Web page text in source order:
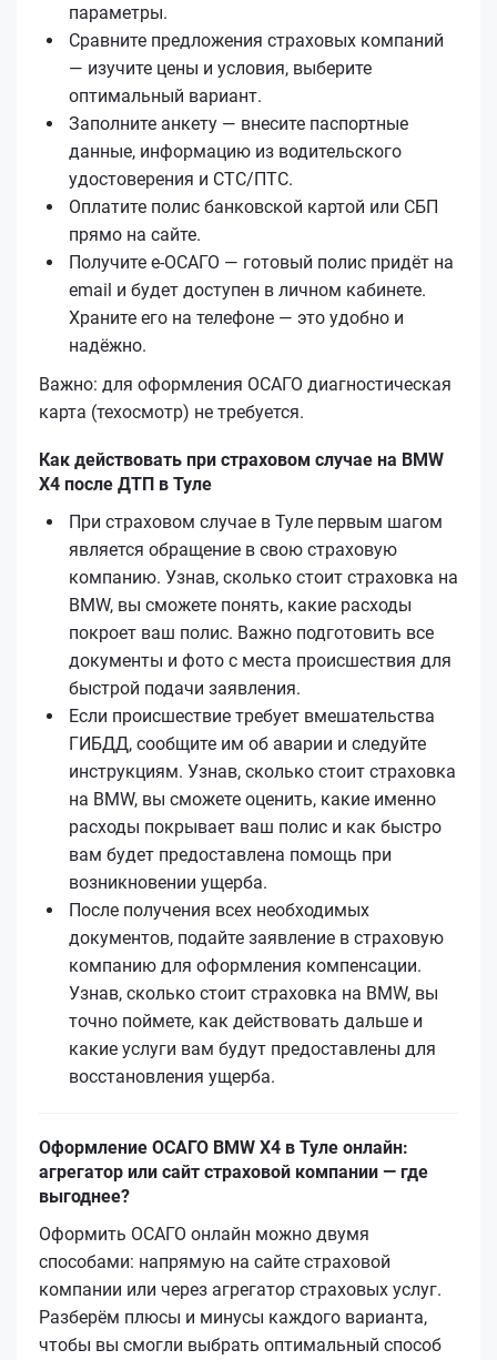
параметры.
Сравните предложения страховых компаний
— изучите цены и условия, выберите
оптимальный вариант.
Заполните анкету — внесите паспортные
данные, информацию из водительского
удостоверения и СТС/ПТС.
Оплатите полис банковской картой или СБП
прямо на сайте.
Получите е‑ОСАГО — готовый полис придёт на
email и будет доступен в личном кабинете.
Храните его на телефоне — это удобно и
надёжно.
Важно: для оформления ОСАГО диагностическая
карта (техосмотр) не требуется.
Как действовать при страховом случае на BMW
X4 после ДТП в Туле
При страховом случае в Туле первым шагом
является обращение в свою страховую
компанию. Узнав, сколько стоит страховка на
BMW, вы сможете понять, какие расходы
покроет ваш полис. Важно подготовить все
документы и фото с места происшествия для
быстрой подачи заявления.
Если происшествие требует вмешательства
ГИБДД, сообщите им об аварии и следуйте
инструкциям. Узнав, сколько стоит страховка
на BMW, вы сможете оценить, какие именно
расходы покрывает ваш полис и как быстро
вам будет предоставлена помощь при
возникновении ущерба.
После получения всех необходимых
документов, подайте заявление в страховую
компанию для оформления компенсации.
Узнав, сколько стоит страховка на BMW, вы
точно поймете, как действовать дальше и
какие услуги вам будут предоставлены для
восстановления ущерба.
Оформление ОСАГО BMW X4 в Туле онлайн:
агрегатор или сайт страховой компании — где
выгоднее?
Оформить ОСАГО онлайн можно двумя
способами: напрямую на сайте страховой
компании или через агрегатор страховых услуг.
Разберём плюсы и минусы каждого варианта,
чтобы вы смогли выбрать оптимальный способ